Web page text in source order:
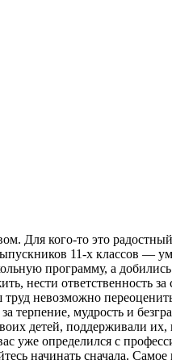
Для кого-то это
11-х классов —
программу, а
нести ответственность за
невозможно
мудрость и
детей, поддерживали их,
определился с
начинать сначала. Самое